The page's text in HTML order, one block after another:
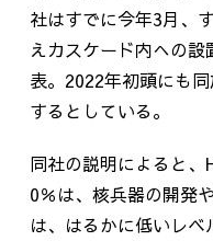
社はすでに今年3月、
えカスケード内への
表。2022年初頭にも
するとしている。
同社の説明によると
0％は、核兵器の開発
は、はるかに低いレベ